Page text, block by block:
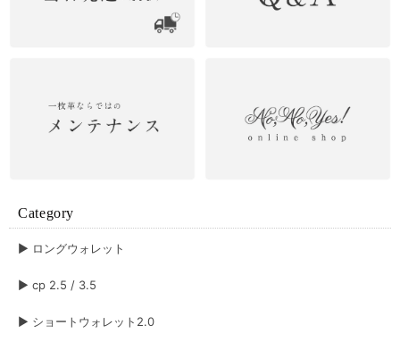
Category
▶︎ ロングウォレット
▶︎ cp 2.5 / 3.5
▶︎ ショートウォレット2.0